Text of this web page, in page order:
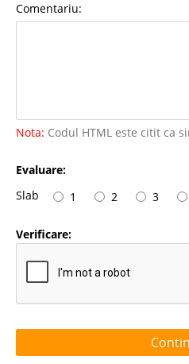
Comentariu:
Nota: Codul HTML este citit ca
Evaluare:
Slab
1 2 3
Verificare: